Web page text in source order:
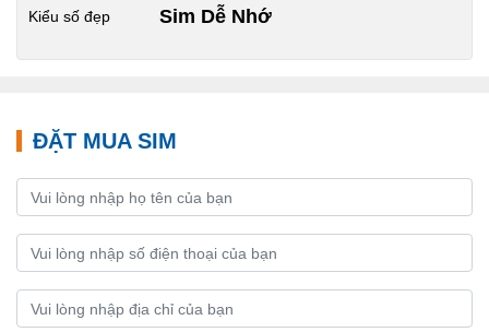
Kiểu số đẹp Sim Dễ Nhớ
ĐẶT MUA SIM